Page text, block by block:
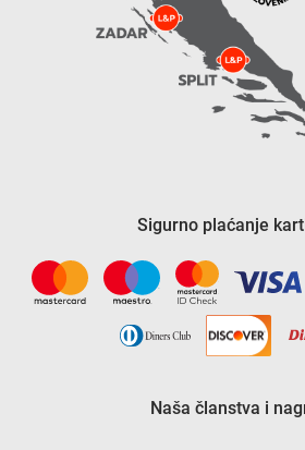
Sigurno plaćanje
Naša članstva i